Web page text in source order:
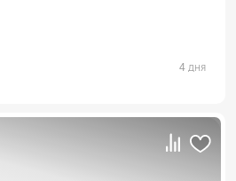
4 дня